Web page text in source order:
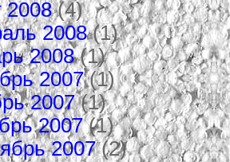
2008(4)
2008(1)
2008(1)
2007(1)
2007(1)
2007(1)
2007(2)